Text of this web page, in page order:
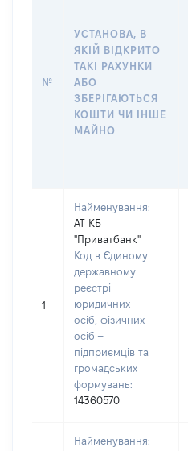
№
УСТАНОВА, В
ЯКІЙ ВІДКРИТО
ТАКІ РАХУНКИ
АБО
ЗБЕРІГАЮТЬСЯ
КОШТИ ЧИ ІНШЕ
МАЙНО
1
Найменування:
АТ КБ
"Приватбанк"
Код в Єдиному
державному
реєстрі
юридичних
осіб, фізичних
осіб –
підприємців та
громадських
формувань:
14360570
Найменування: